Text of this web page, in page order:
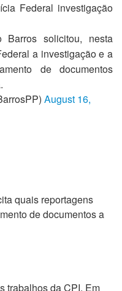
Federal investigação
Barros solicitou, nesta
a investigação e a
de documentos
August 16,
quais reportagens
de documentos a
trabalhos da CPI. Em